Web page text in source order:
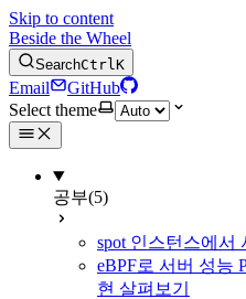
Skip to content
Beside the Wheel
SearchCtrlK
Email
GitHub
Select theme
공부(5)
spot 인스턴스에서
eBPF로 서버 성능
현 살펴보기